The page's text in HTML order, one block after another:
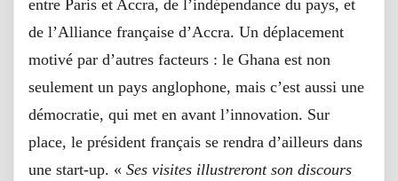
entre Paris et Accra, de l’indépendance du pays, et
de l’Alliance française d’Accra. Un déplacement
motivé par d’autres facteurs : le Ghana est non
seulement un pays anglophone, mais c’est aussi une
démocratie, qui met en avant l’innovation. Sur
place, le président français se rendra d’ailleurs dans
une start-up. « Ses visites illustreront son discours